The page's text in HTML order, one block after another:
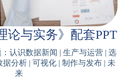
论与实务》配套PPT
认识数据新闻 | 生产与运营 | 选
分析 | 可视化 | 制作与发布 | 未
来